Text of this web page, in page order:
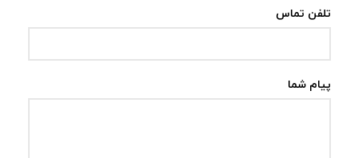
تلفن تماس
پیام شما